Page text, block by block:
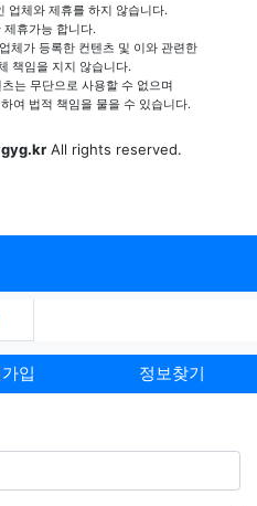
업체와 제휴를 하지 않습니다.
제휴가능 합니다.
체가 등록한 컨텐츠 및 이와 관련한
책임을 지지 않습니다.
는 무단으로 사용할 수 없으며
여 법적 책임을 물을 수 있습니다.
All rights reserved.
입 정보찾기